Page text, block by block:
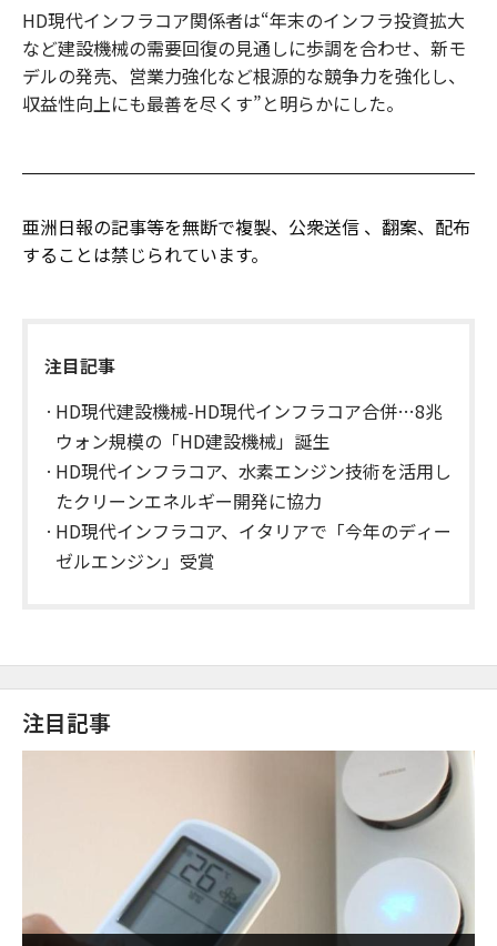
HD現代インフラコア関係者は“年末のインフラ投資拡大
など建設機械の需要回復の見通しに歩調を合わせ、新モ
デルの発売、営業力強化など根源的な競争力を強化し、
収益性向上にも最善を尽くす”と明らかにした。
亜洲日報の記事等を無断で複製、公衆送信 、翻案、配布
することは禁じられています。
注目記事
HD現代建設機械-HD現代インフラコア合併…8兆
ウォン規模の「HD建設機械」誕生
HD現代インフラコア、水素エンジン技術を活用し
たクリーンエネルギー開発に協力
HD現代インフラコア、イタリアで「今年のディー
ゼルエンジン」受賞
注目記事